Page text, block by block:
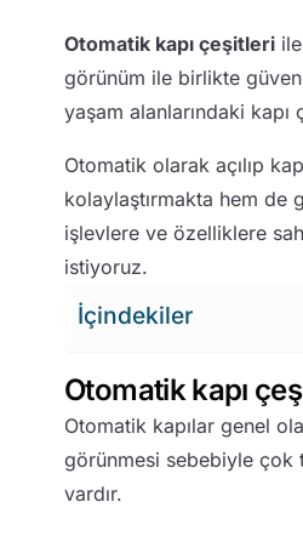
Yükleme Rampaları
Hızlı PVC Sarmal Kapı
Alüminyum Ekstrüzyon
Poliüretan Dolgulu
Galvaniz Çelik Kepenk
Sabit Poliüretan Dolgulu
Otomatik kapı çeşitleri
görünüm ile birlikte
yaşam alanlarındaki
Otomatik olarak açılıp
kolaylaştırmakta hem de
işlevlere ve özelliklere
istiyoruz.
İçindekiler
Otomatik kapı
Otomatik kapılar genel
görünmesi sebebiyle çok
vardır.